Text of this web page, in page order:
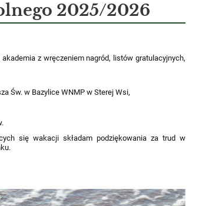
2025/2026
z wręczeniem nagród, listów gratulacyjnych,
Św. w Bazylice WNMP w Sterej Wsi,
się wakacji składam podziękowania za trud w